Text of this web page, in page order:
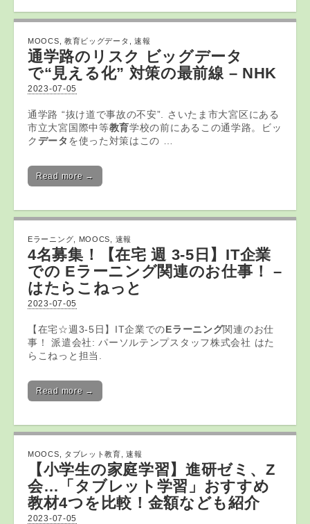
MOOCS 教育ビッグデータ 速報
通学路のリスク
ビッグデータ
で“見える化” 対策の最前線 – NHK
2023-07-05
通学路 “抜け道で事故の不安”. さいたま市大宮区にある
市立大宮国際中等教育学校の前にあるこの通学路。ビッ
クデータ を使った対策はこの …
Read more →
Eラーニング MOOCS 速報
4名募集！【在宅 週 3-5日】IT企業
での Eラーニング関連のお仕事！ –
はたらこねっと
2023-07-05
【在宅☆週3-5日】IT企業でのEラーニング関連のお仕
事！ 派遣会社: パーソルテンプスタッフ株式会社 はた
らこねっと担当.
Read more →
MOOCS タブレット教育 ,速報
【小学生の家庭学習】進研ゼミ、Z
会…「 タブレット 学習」おすすめ
教材4つを比較！金額なども紹介
2023-07-05